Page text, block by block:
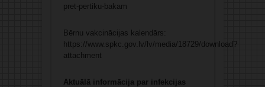
pret-pertiku-bakam
Bērnu vakcinācijas kalendārs:
https://www.spkc.gov.lv/lv/media/18729/download?
attachment
Aktuālā informācija par infekcijas